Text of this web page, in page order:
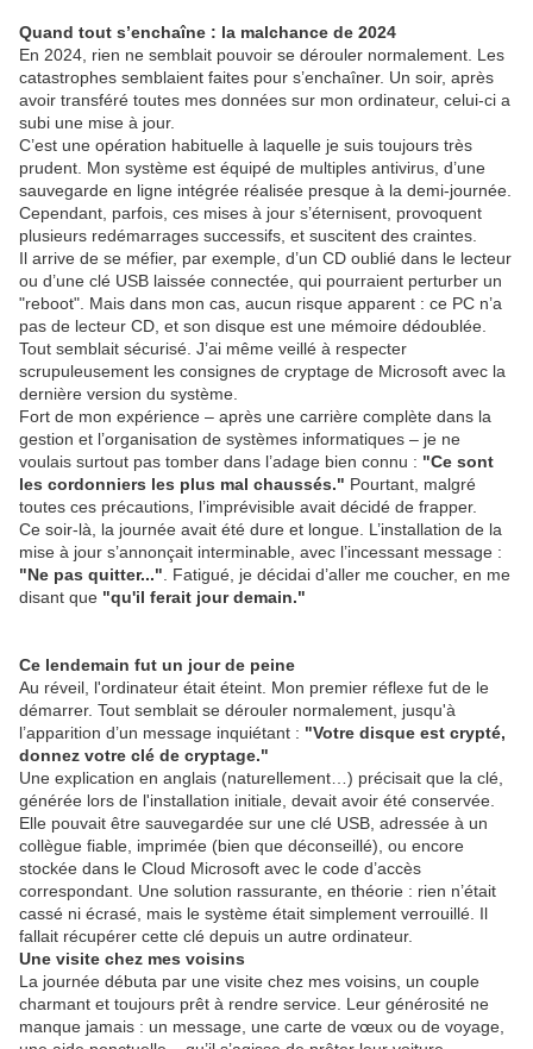
Quand tout s’enchaîne : la malchance de 2024
En 2024, rien ne semblait pouvoir se dérouler normalement. Les
catastrophes semblaient faites pour s’enchaîner. Un soir, après
avoir transféré toutes mes données sur mon ordinateur, celui-ci a
subi une mise à jour.
C’est une opération habituelle à laquelle je suis toujours très
prudent. Mon système est équipé de multiples antivirus, d’une
sauvegarde en ligne intégrée réalisée presque à la demi-journée.
Cependant, parfois, ces mises à jour s’éternisent, provoquent
plusieurs redémarrages successifs, et suscitent des craintes.
Il arrive de se méfier, par exemple, d’un CD oublié dans le lecteur
ou d’une clé USB laissée connectée, qui pourraient perturber un
"reboot". Mais dans mon cas, aucun risque apparent : ce PC n’a
pas de lecteur CD, et son disque est une mémoire dédoublée.
Tout semblait sécurisé. J’ai même veillé à respecter
scrupuleusement les consignes de cryptage de Microsoft avec la
dernière version du système.
Fort de mon expérience – après une carrière complète dans la
gestion et l’organisation de systèmes informatiques – je ne
voulais surtout pas tomber dans l’adage bien connu : "Ce sont
les cordonniers les plus mal chaussés." Pourtant, malgré
toutes ces précautions, l’imprévisible avait décidé de frapper.
Ce soir-là, la journée avait été dure et longue. L’installation de la
mise à jour s’annonçait interminable, avec l’incessant message :
"Ne pas quitter..." . Fatigué, je décidai d’aller me coucher, en me
disant que "qu'il ferait jour demain."
Ce lendemain fut un jour de peine
Au réveil, l'ordinateur était éteint. Mon premier réflexe fut de le
démarrer. Tout semblait se dérouler normalement, jusqu'à
l’apparition d’un message inquiétant : "Votre disque est crypté,
donnez votre clé de cryptage."
Une explication en anglais (naturellement…) précisait que la clé,
générée lors de l'installation initiale, devait avoir été conservée.
Elle pouvait être sauvegardée sur une clé USB, adressée à un
collègue fiable, imprimée (bien que déconseillé), ou encore
stockée dans le Cloud Microsoft avec le code d’accès
correspondant. Une solution rassurante, en théorie : rien n’était
cassé ni écrasé, mais le système était simplement verrouillé. Il
fallait récupérer cette clé depuis un autre ordinateur.
Une visite chez mes voisins
La journée débuta par une visite chez mes voisins, un couple
charmant et toujours prêt à rendre service. Leur générosité ne
manque jamais : un message, une carte de vœux ou de voyage,